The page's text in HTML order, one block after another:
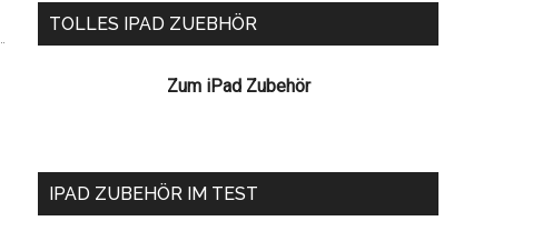
Seitenspalte
TOLLES IPAD ZUEBHÖR
Zum iPad Zubehör
IPAD ZUBEHÖR IM TEST